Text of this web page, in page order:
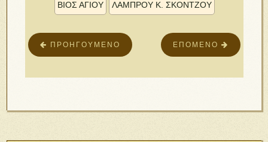
ΒΙΟΣ ΑΓΙΟΥ ΛΑΜΠΡΟΥ Κ. ΣΚΟΝΤΖΟΥ
ΕΠΌΜΕΝΟ
ΠΡΟΗΓΟΎΜΕΝΟ